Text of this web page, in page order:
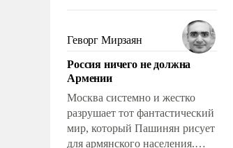
Сложившаяся ситуация
означает многолетний период
уязвимости США, например,
перед Китаем.
Геворг Мирзаян
Россия ничего не должна
Армении
Москва системно и жестко
разрушает тот фантастический
мир, который Пашинян рисует
для армянского населения.